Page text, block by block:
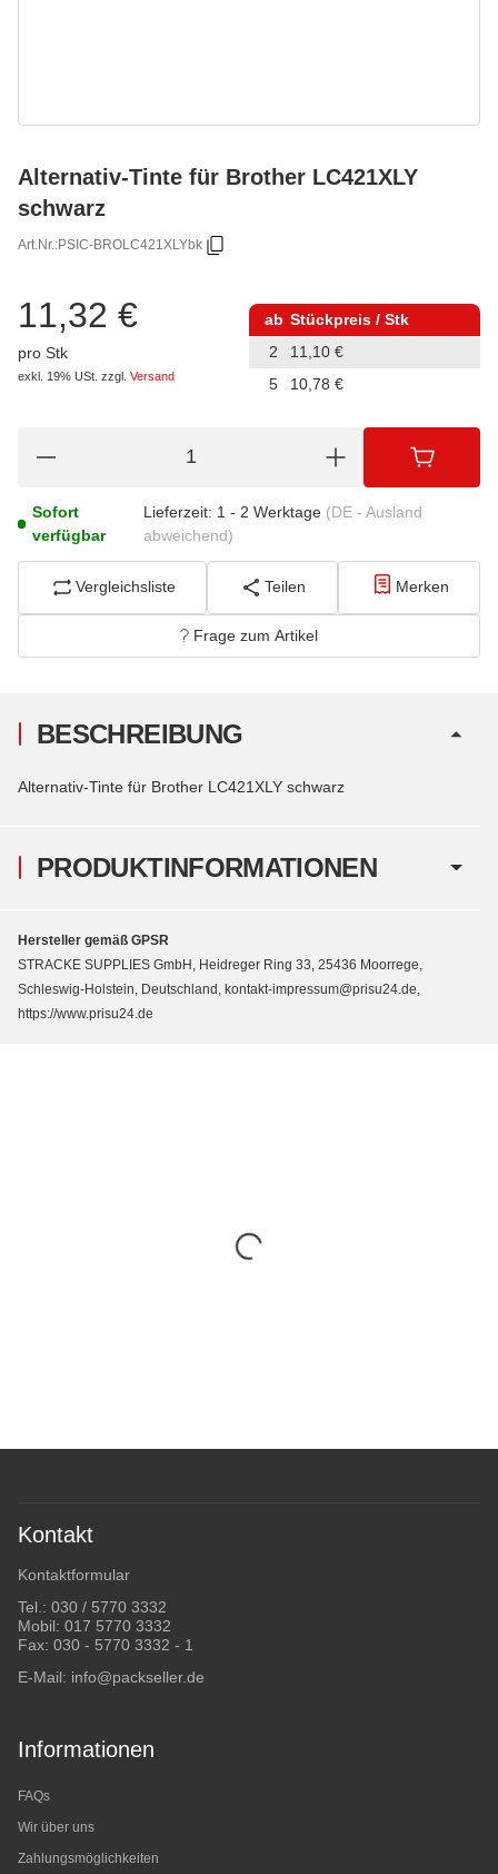
Alternativ-Tinte für Brother LC421XLY
schwarz
Art.Nr.:PSIC-BROLC421XLYbk
11,32 €
pro Stk
exkl. 19% USt. zzgl. Versand
ab Stückpreis / Stk
2
11,10 €
5
10,78 €
Sofort
verfügbar
Lieferzeit: 1 - 2 Werktage (DE - Ausland
abweichend)
Vergleichsliste Teilen Merken
Frage zum Artikel
PRODUKTINFORMATIONEN
BESCHREIBUNG
Alternativ-Tinte für Brother LC421XLY schwarz
Hersteller gemäß GPSR
STRACKE SUPPLIES GmbH, Heidreger Ring 33, 25436 Moorrege,
Schleswig-Holstein, Deutschland, kontakt-impressum@prisu24.de,
https://www.prisu24.de
Kontakt
Kontaktformular
Tel.: 030 / 5770 3332
Mobil: 017 5770 3332
Fax: 030 - 5770 3332 - 1
E-Mail: info@packseller.de
Informationen
FAQs
Wir über uns
Zahlungsmöglichkeiten